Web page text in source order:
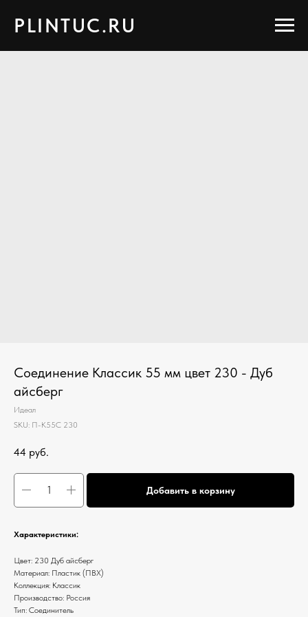
PLINTUC.RU
Соединение Классик 55 мм цвет 230 - Дуб
айсберг
Идеал
SKU: П-К55С 230
44 руб.
Добавить в корзину
Характеристики:
Цвет: 230 Дуб айсберг
Материал: Пластик (ПВХ)
Коллекция: Классик
Производство: Россия
Тип: Соединитель